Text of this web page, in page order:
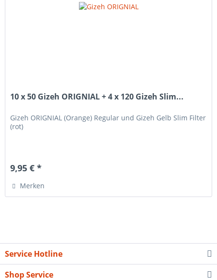
10 x 50 Gizeh ORIGNIAL + 4 x 120 Gizeh Slim...
Gizeh ORIGNIAL (Orange) Regular und Gizeh Gelb Slim Filter
(rot)
9,95 € *
Merken
Service Hotline
Shop Service